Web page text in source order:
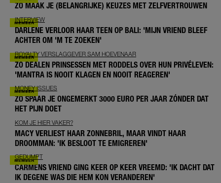
ZO MAAK JE (BELANGRIJKE) KEUZES MET ZELFVERTROUWEN
INTERVIEW
DARLENE VERLOOR HAAR TEEN OP BALI: 'MIJN VRIEND BLEEF
ACHTER OM 'M TE ZOEKEN'
ROYALTY VERSLAGGEVER SAM HOEVENAAR
ZO DEALEN PRINSESSEN MET RODDELS OVER HUN PRIVÉLEVEN:
'MANTRA IS NOOIT KLAGEN EN NOOIT REAGEREN'
MONEY ISSUES
ZO SPAAR JE ONGEMERKT 3000 EURO PER JAAR ZÓNDER DAT
HET PIJN DOET
KOM JE HIER VAKER?
MACY VERLIEST HAAR ZONNEBRIL, MAAR VINDT HAAR
DROOMMAN: 'IK BESLOOT TE EMIGREREN'
GEDUMPT
CARMENS VRIEND GING KEER OP KEER VREEMD: 'IK DACHT DAT
IK DEGENE WAS DIE HEM KON VERANDEREN'